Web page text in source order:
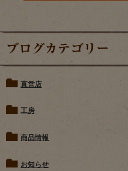
ブログカテゴリー
直営店
工房
商品情報
お知らせ